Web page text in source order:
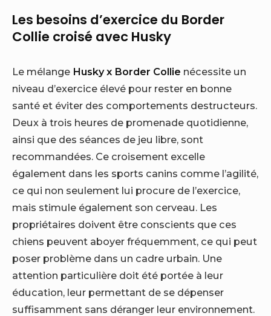
Les besoins d’exercice du Border
Collie croisé avec Husky
Le mélange Husky x Border Collie nécessite un
niveau d’exercice élevé pour rester en bonne
santé et éviter des comportements destructeurs.
Deux à trois heures de promenade quotidienne,
ainsi que des séances de jeu libre, sont
recommandées. Ce croisement excelle
également dans les sports canins comme l’agilité,
ce qui non seulement lui procure de l’exercice,
mais stimule également son cerveau. Les
propriétaires doivent être conscients que ces
chiens peuvent aboyer fréquemment, ce qui peut
poser problème dans un cadre urbain. Une
attention particulière doit été portée à leur
éducation, leur permettant de se dépenser
suffisamment sans déranger leur environnement.